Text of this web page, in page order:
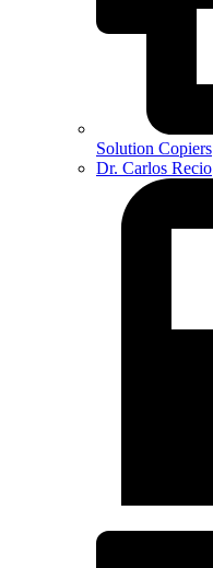
Solution Copiers
Dr. Carlos Recio